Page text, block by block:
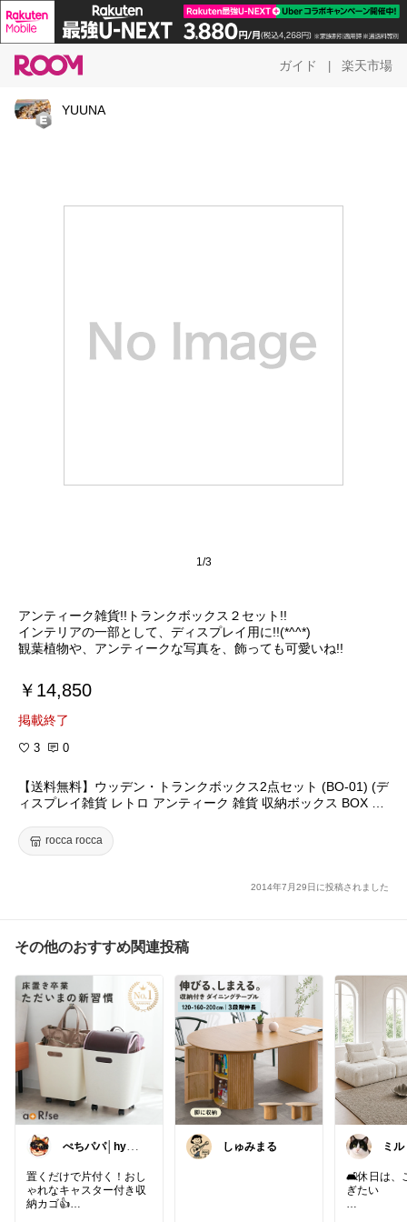
ガイド 楽天市場
YUUNA
1/3
アンティーク雑貨!!トランクボックス２セット!!
インテリアの一部として、ディスプレイ用に!!(*^^*)
観葉植物や、アンティークな写真を、飾っても可愛いね!!
￥14,850
掲載終了
3 0
【送料無料】ウッデン・トランクボックス2点セット (BO-01) (デ
ィスプレイ雑貨 レトロ アンティーク 雑貨 収納ボックス BOX 内
ラシック 宝箱 ふた付き 大きいトランク 蓋つき木箱 インテリ
ア）
rocca rocca
2014年7月29日に投稿されました
その他のおすすめ関連投稿
ぺちパパ│hygg
置くだけで片付く！おし
ゃれなキャスター付き収
納カゴ👍
しゅみまる
ミ
🛋️休日は、
ぎたい